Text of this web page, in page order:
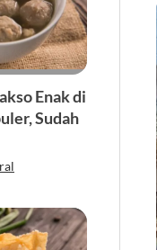
Enak di
Sudah